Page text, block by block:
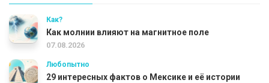
Как?
Как молнии влияют на магнитное поле
07.08.2026
Любопытно
29 интересных фактов о Мексике и её истории